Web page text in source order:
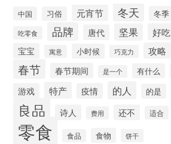
中国 习俗 元宵节 冬天 冬季
吃零食 品牌 唐代 坚果 好吃
宝宝 寓意 小时候 巧克力 攻略
春节 春节期间 是一个 有什么
游戏 特产 疫情 的人 的是
良品 诗人 费用 还不 适合
零食 食品 食物 饼干